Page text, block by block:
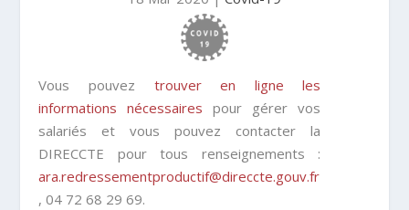
Vous pouvez trouver en ligne les
informations nécessaires pour gérer vos
salariés et vous pouvez contacter la
DIRECCTE pour tous renseignements :
ara.redressementproductif@direccte.gouv.fr
, 04 72 68 29 69.